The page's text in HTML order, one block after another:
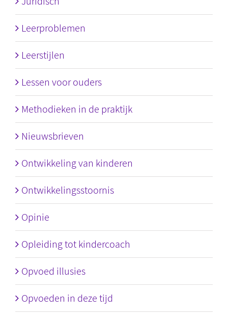
Leerproblemen
Leerstijlen
Lessen voor ouders
Methodieken in de praktijk
Nieuwsbrieven
Ontwikkeling van kinderen
Ontwikkelingsstoornis
Opinie
Opleiding tot kindercoach
Opvoed illusies
Opvoeden in deze tijd